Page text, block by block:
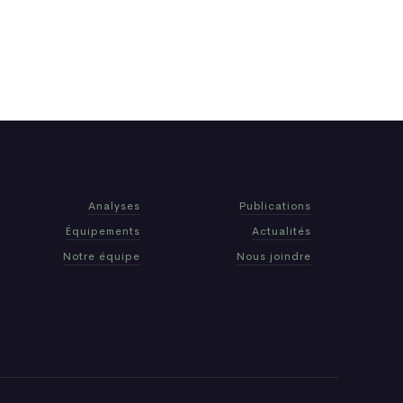
Analyses
Équipements
Notre équipe
Publications
Actualités
Nous joindre